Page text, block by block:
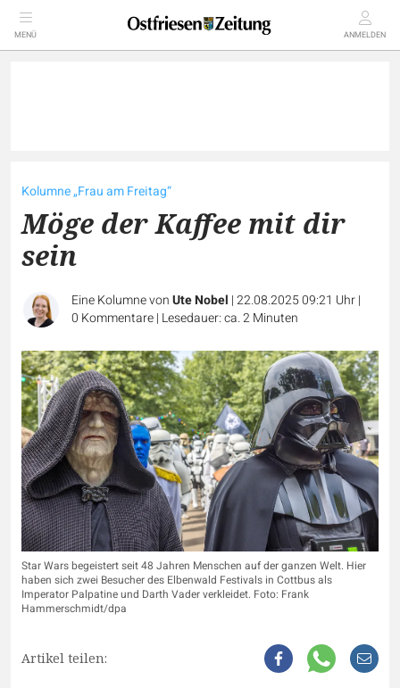
MENÜ ANMELDEN
Kolumne „Frau am Freitag“
Möge der Kaffee mit dir
sein
Eine Kolumne vonUte Nobel |22.08.2025 09:21 Uhr|
0 Kommentare| Lesedauer: ca. 2 Minuten
Star Wars begeistert seit 48 Jahren Menschen auf der ganzen Welt. Hier
haben sich zwei Besucher des Elbenwald Festivals in Cottbus als
Imperator Palpatine und Darth Vader verkleidet. Foto: Frank
Hammerschmidt/dpa
Artikel teilen: